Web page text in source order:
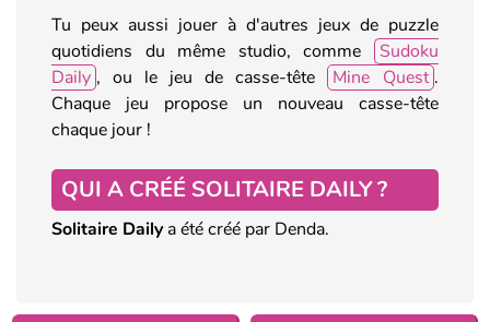
Tu peux aussi jouer à d'autres jeux de puzzle
quotidiens du même studio, comme
Sudoku
Daily , ou le jeu de casse-tête Mine Quest .
Chaque jeu propose un nouveau casse-tête
chaque jour !
QUI A CRÉÉ SOLITAIRE DAILY ?
Solitaire Dailya été créé par Denda.